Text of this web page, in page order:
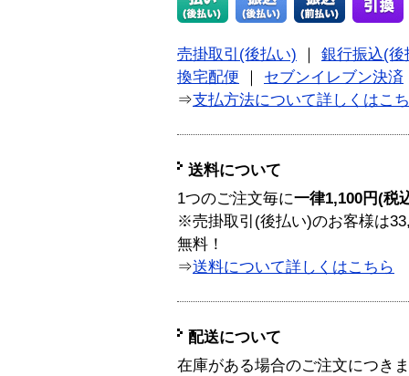
売掛取引(後払い)
銀行振込(後
換宅配便
セブンイレブン決済
⇒支払方法について詳しくはこ
送料について
1つのご注文毎に一律1,100円(税
※売掛取引(後払い)のお客様は
無料！
⇒送料について詳しくはこちら
配送について
在庫がある場合のご注文につき